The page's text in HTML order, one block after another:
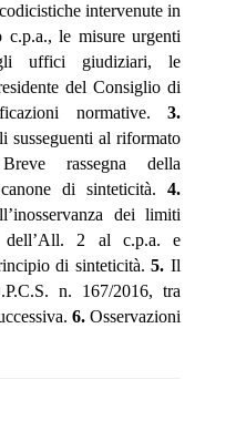
intervenute in
c.p.a., le misure urgenti
uffici giudiziari, le
del Consiglio di
normative. 3.
susseguenti al riformato
rassegna della
di sinteticità. 4.
dei limiti
2 al c.p.a. e
di sinteticità. 5.Il
n. 167/2016, tra
6. Osservazioni